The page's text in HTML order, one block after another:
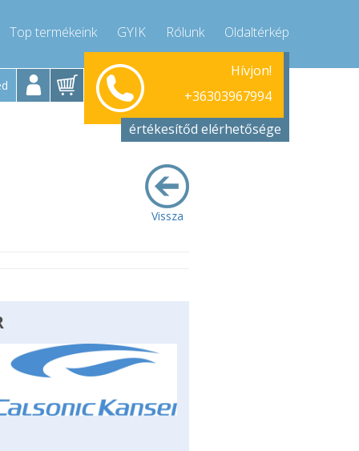
Top termékeink GYIK Rólunk Oldaltérkép
Hívjon!
+36303967994
+36303967994
értékesítőd elérhetősége
Vissza